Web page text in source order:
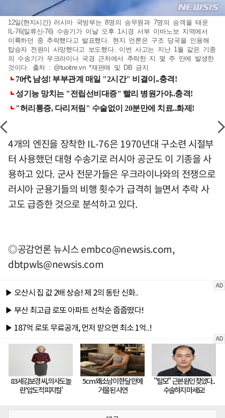
12일(현지시간) 러시아 국방부는 8명의 승무원과 7명의 승객을 태운
IL-76(일류신-76) 수송기가 이날 오후 1시경 서부 이바노보 지역에서
이륙하던 중 추락했다고 발표했다. 현지 언론은 구조 당국을 인용해
탑승자 전원이 사망했다고 보도했다. 이번 사고는 지난 1월 같은 기종
의 수송기가 우크라이나 국경 근처에서 추락한 지 몇 주 만에 발생한
것이다. 출처 : @tuoitre.vn *재판매 및 DB 금지
4개의 엔진을 장착한 IL-76은 1970년대 구소련 시절부
터 사용했던 대형 수송기로 러시아 공군도 이 기종을 사
용하고 있다. 군사 전문가들은 우크라이나와의 전쟁으로
러시아 군용기들의 비행 횟수가 급격히 늘면서 추락 사
고도 급증한 것으로 분석하고 있다.
◎공감언론 뉴시스embco@newsis.com,
dbtpwls@newsis.com